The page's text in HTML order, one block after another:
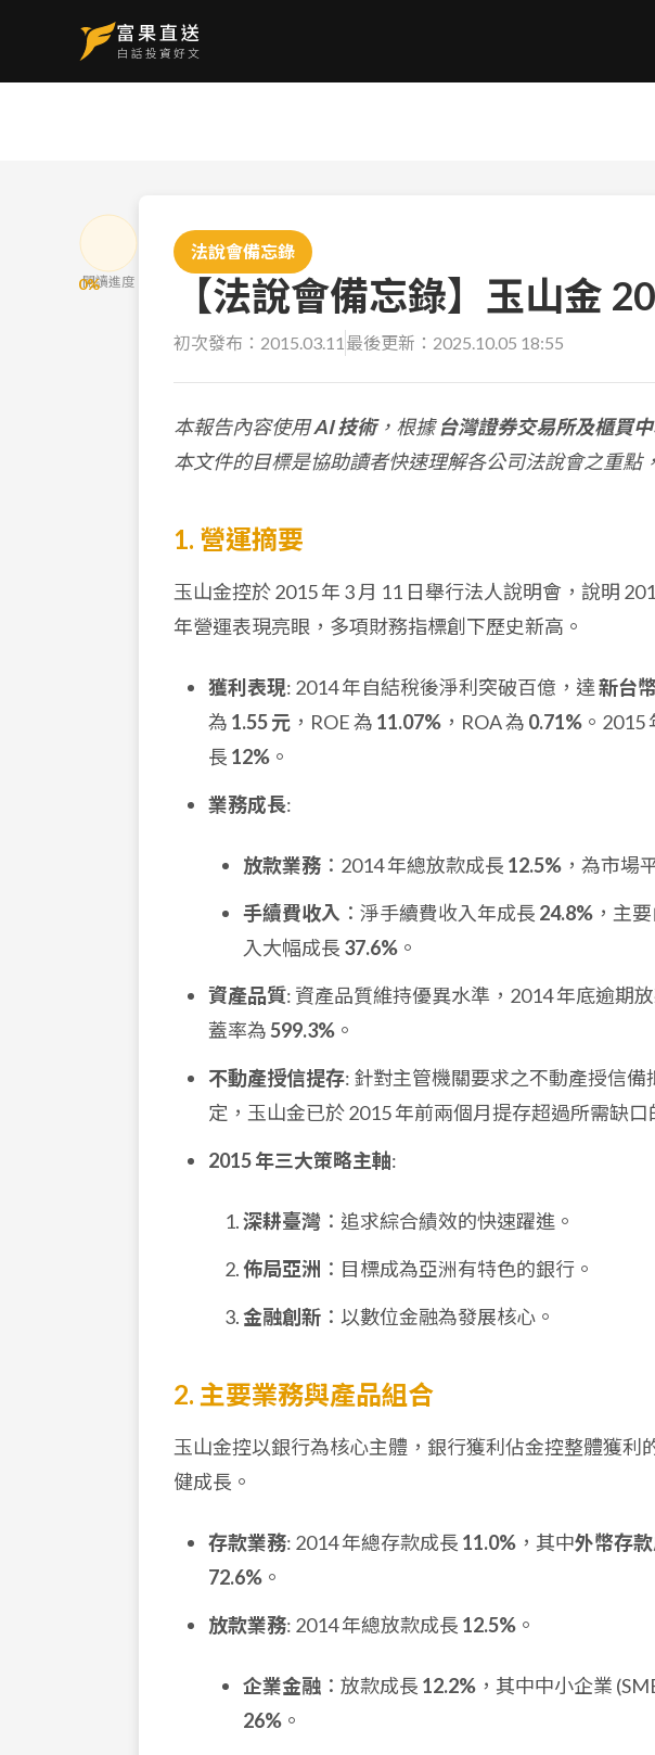
0%
閱讀進度
法說會備忘錄
【法說會備忘錄】玉山金
初次發布： 2015.03.11 最後更新： 2025.10.05 18:55
本報告內容使用AI 技術，根據台灣證券交易所及櫃買
本文件的目標是協助讀者快速理解各公司法說會之重點
1. 營運摘要
玉山金控於 2015 年 3 月 11 日舉行法人說明會，說明
年營運表現亮眼，多項財務指標創下歷史新高。
獲利表現: 2014 年自結稅後淨利突破百億，達新台
為 1.55 元 ，ROE 為 11.07% ，ROA 為 0.71% 。2015
長 12% 。
業務成長:
放款業務 ：2014 年總放款成長 12.5% ，為市場
手續費收入 ：淨手續費收入年成長 24.8% ，主
入大幅成長 37.6% 。
資產品質: 資產品質維持優異水準，2014 年底逾期
蓋率為599.3% 。
不動產授信提存: 針對主管機關要求之不動產授信備
定，玉山金已於 2015 年前兩個月提存超過所需缺口
2015 年三大策略主軸:
深耕臺灣 ：追求綜合績效的快速躍進。
佈局亞洲 ：目標成為亞洲有特色的銀行。
金融創新 ：以數位金融為發展核心。
2. 主要業務與產品組合
玉山金控以銀行為核心主體，銀行獲利佔金控整體獲利
健成長。
存款業務: 2014 年總存款成長 11.0% ，其中外幣存款
72.6% 。
放款業務: 2014 年總放款成長 12.5% 。
企業金融 ：放款成長 12.2% ，其中中小企業
26% 。